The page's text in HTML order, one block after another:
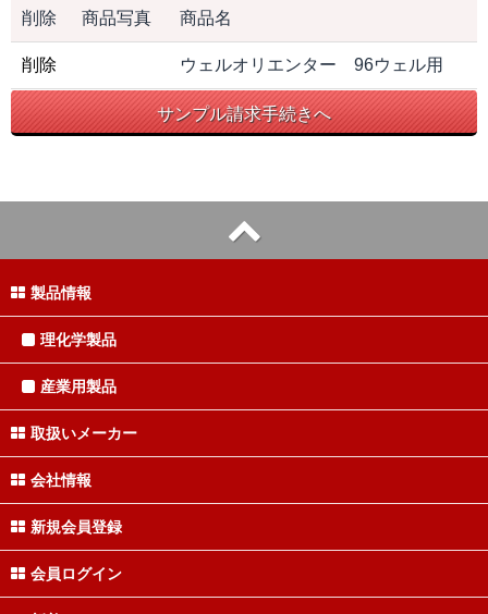
削除 商品写真 商品名
削除 ウェルオリエンター 96ウェル用
サンプル請求手続きへ
製品情報
理化学製品
産業用製品
取扱いメーカー
会社情報
新規会員登録
会員ログイン